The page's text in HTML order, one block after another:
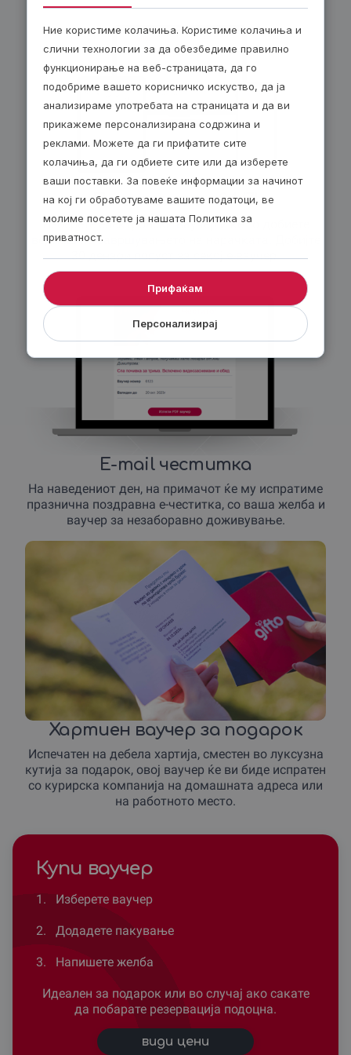
По е-пошта – 24/7!
Изберете електронски ваучер и ќе го добиете
веднаш по завршувањето на нарачката. Добијте
30 денари попуст за секој е-ваучер.
E-mail честитка
На наведениот ден, на примачот ќе му испратиме
празнична поздравна е-честитка, со ваша желба и
ваучер за незаборавно доживување.
Хартиен ваучер за подарок
Испечатен на дебела хартија, сместен во луксузна
кутија за подарок, овој ваучер ќе ви биде испратен
со курирска компанија на домашната адреса или
на работното место.
Купи ваучер
1. Изберете ваучер
2. Додадете пакување
3. Напишете желба
Идеален за подарок или во случај ако сакате
да побарате резервација подоцна.
види цени
Ние користиме колачиња. Користиме колачиња и
слични технологии за да обезбедиме правилно
функционирање на веб-страницата, да го
подобриме вашето корисничко искуство, да ја
анализираме употребата на страницата и да ви
прикажеме персонализирана содржина и
реклами. Можете да ги прифатите сите
колачиња, да ги одбиете сите или да изберете
ваши поставки. За повеќе информации за начинот
на кој ги обработуваме вашите податоци, ве
молиме посетете ја нашата Политика за
приватност.
Персонализирај
Прифаќам